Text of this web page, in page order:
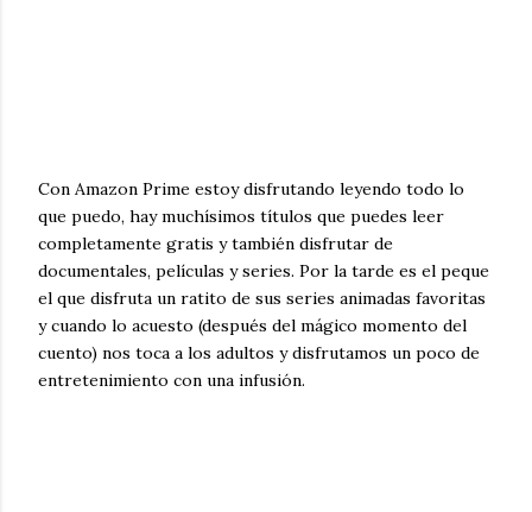
Con Amazon Prime estoy disfrutando leyendo todo lo
que puedo, hay muchísimos títulos que puedes leer
completamente gratis y también disfrutar de
documentales, películas y series. Por la tarde es el peque
el que disfruta un ratito de sus series animadas favoritas
y cuando lo acuesto (después del mágico momento del
cuento) nos toca a los adultos y disfrutamos un poco de
entretenimiento con una infusión.